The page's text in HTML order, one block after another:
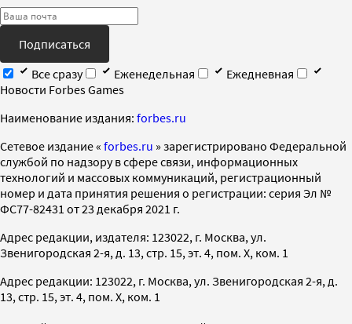
Подписаться
Все сразу
Еженедельная
Ежедневная
Новости Forbes Games
Наименование издания: forbes.ru
Cетевое издание « forbes.ru » зарегистрировано Федеральной
службой по надзору в сфере связи, информационных
технологий и массовых коммуникаций, регистрационный
номер и дата принятия решения о регистрации: серия Эл №
ФС77-82431 от 23 декабря 2021 г.
Адрес редакции, издателя: 123022, г. Москва, ул.
Звенигородская 2-я, д. 13, стр. 15, эт. 4, пом. X, ком. 1
Адрес редакции: 123022, г. Москва, ул. Звенигородская 2-я, д.
13, стр. 15, эт. 4, пом. X, ком. 1